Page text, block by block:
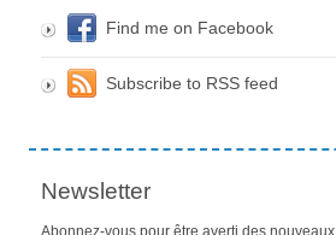
Find me on Facebook
Subscribe to RSS feed
Newsletter
Abonnez-vous pour être averti des nouveaux